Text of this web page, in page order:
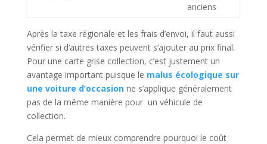
anciens
Après la taxe régionale et les frais d’envoi, il faut aussi
vérifier si d’autres taxes peuvent s’ajouter au prix final.
Pour une carte grise collection, c’est justement un
avantage important puisque le malus écologique sur
une voiture d’occasion ne s’applique généralement
pas de la même manière pour un véhicule de
collection.
Cela permet de mieux comprendre pourquoi le coût